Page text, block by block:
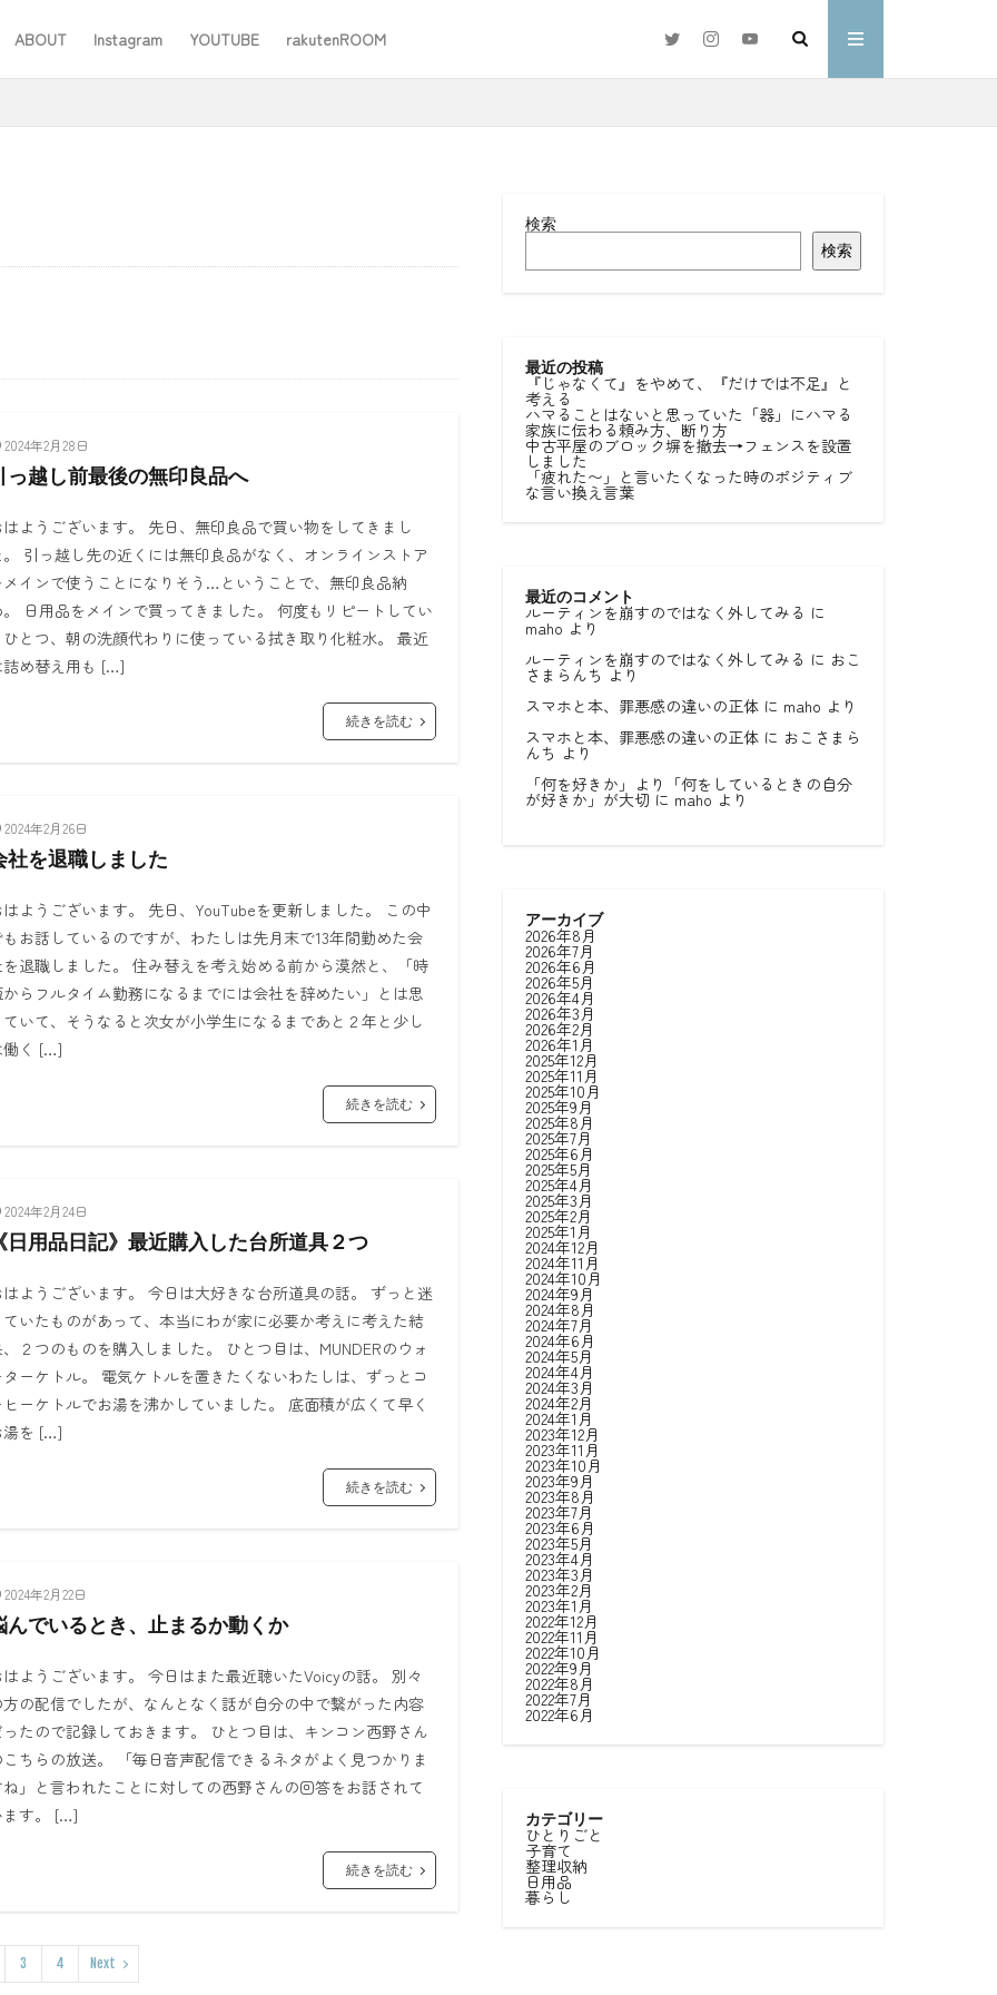
ABOUT Instagram YOUTUBE rakutenROOM
2024年2月28日
っ越し前最後の無印良品へ
ようございます。 先日、無印良品で買い物をしてきまし
引っ越し先の近くには無印良品がなく、オンラインストア
インで使うことになりそう…ということで、無印良品納
日用品をメインで買ってきました。 何度もリピートしてい
とつ、朝の洗顔代わりに使っている拭き取り化粧水。 最近
詰め替え用も […]
続きを読む
2024年2月26日
社を退職しました
ようございます。 先日、YouTubeを更新しました。 この中
お話しているのですが、わたしは先月末で13年間勤めた会
退職しました。 住み替えを考え始める前から漠然と、「時
らフルタイム勤務になるまでには会社を辞めたい」とは思
いて、そうなると次女が小学生になるまであと２年と少し
働く […]
続きを読む
2024年2月24日
日用品日記》最近購入した台所道具２つ
ようございます。 今日は大好きな台所道具の話。 ずっと迷
いたものがあって、本当にわが家に必要か考えに考えた結
２つのものを購入しました。 ひとつ目は、MUNDERのウォ
ーケトル。 電気ケトルを置きたくないわたしは、ずっとコ
ーケトルでお湯を沸かしていました。 底面積が広くて早く
湯を […]
続きを読む
2024年2月22日
んでいるとき、止まるか動くか
ようございます。 今日はまた最近聴いたVoicyの話。 別々
の配信でしたが、なんとなく話が自分の中で繋がった内容
たので記録しておきます。 ひとつ目は、キンコン西野さん
ちらの放送。 「毎日音声配信できるネタがよく見つかりま
」と言われたことに対しての西野さんの回答をお話されて
ます。 […]
続きを読む
3 4 Next
検索
検索
最近の投稿
『じゃなくて』をやめて、『だけでは不足』と
考える
ハマることはないと思っていた「器」にハマる
家族に伝わる頼み方、断り方
中古平屋のブロック塀を撤去→フェンスを設置
しました
「疲れた〜」と言いたくなった時のポジティブ
な言い換え言葉
最近のコメント
ルーティンを崩すのではなく外してみる に
maho より
ルーティンを崩すのではなく外してみる に おこ
さまらんち より
スマホと本、罪悪感の違いの正体 に maho より
スマホと本、罪悪感の違いの正体 に おこさまら
んち より
「何を好きか」より「何をしているときの自分
が好きか」が大切 に maho より
アーカイブ
2026年8月
2026年7月
2026年6月
2026年5月
2026年4月
2026年3月
2026年2月
2026年1月
2025年12月
2025年11月
2025年10月
2025年9月
2025年8月
2025年7月
2025年6月
2025年5月
2025年4月
2025年3月
2025年2月
2025年1月
2024年12月
2024年11月
2024年10月
2024年9月
2024年8月
2024年7月
2024年6月
2024年5月
2024年4月
2024年3月
2024年2月
2024年1月
2023年12月
2023年11月
2023年10月
2023年9月
2023年8月
2023年7月
2023年6月
2023年5月
2023年4月
2023年3月
2023年2月
2023年1月
2022年12月
2022年11月
2022年10月
2022年9月
2022年8月
2022年7月
2022年6月
カテゴリー
ひとりごと
子育て
整理収納
日用品
暮らし